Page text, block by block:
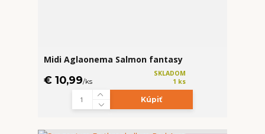
Midi Aglaonema Salmon fantasy
€ 10,99/ks
SKLADOM
1 ks
Kúpiť